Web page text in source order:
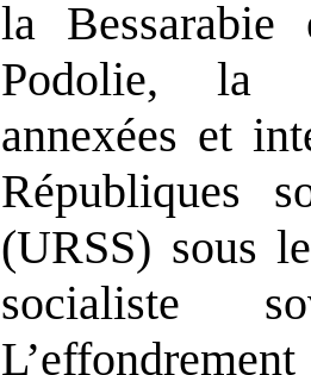
la
Podolie, la
annexées et
Républiques
(URSS) sous
socialiste